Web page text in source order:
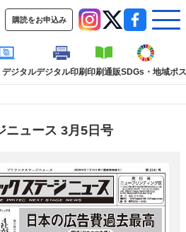
購読をお申込み
デジタルデジタル印刷印刷通販SDGs・地域ポ
ョン
ル デジタル印刷
印刷通販
ニュース 3月5日号